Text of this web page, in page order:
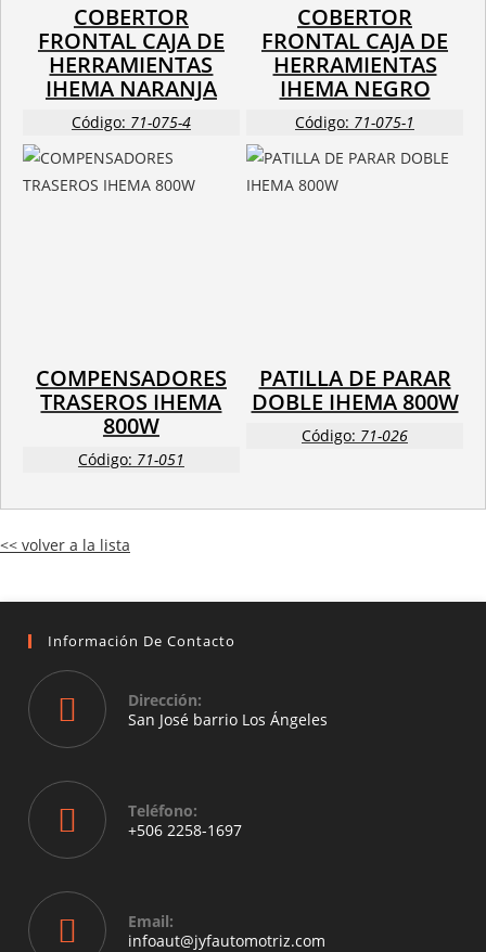
COBERTOR
FRONTAL CAJA DE
HERRAMIENTAS
IHEMA NARANJA
Código: 71-075-4
COBERTOR
FRONTAL CAJA DE
HERRAMIENTAS
IHEMA NEGRO
Código: 71-075-1
COMPENSADORES
TRASEROS IHEMA
800W
Código: 71-051
PATILLA DE PARAR
DOBLE IHEMA 800W
Código: 71-026
<< volver a la lista
Información De Contacto
Dirección:
San José barrio Los Ángeles
new
Teléfono:
+506 2258-1697
application
Email:
infoaut@jyfautomotriz.com